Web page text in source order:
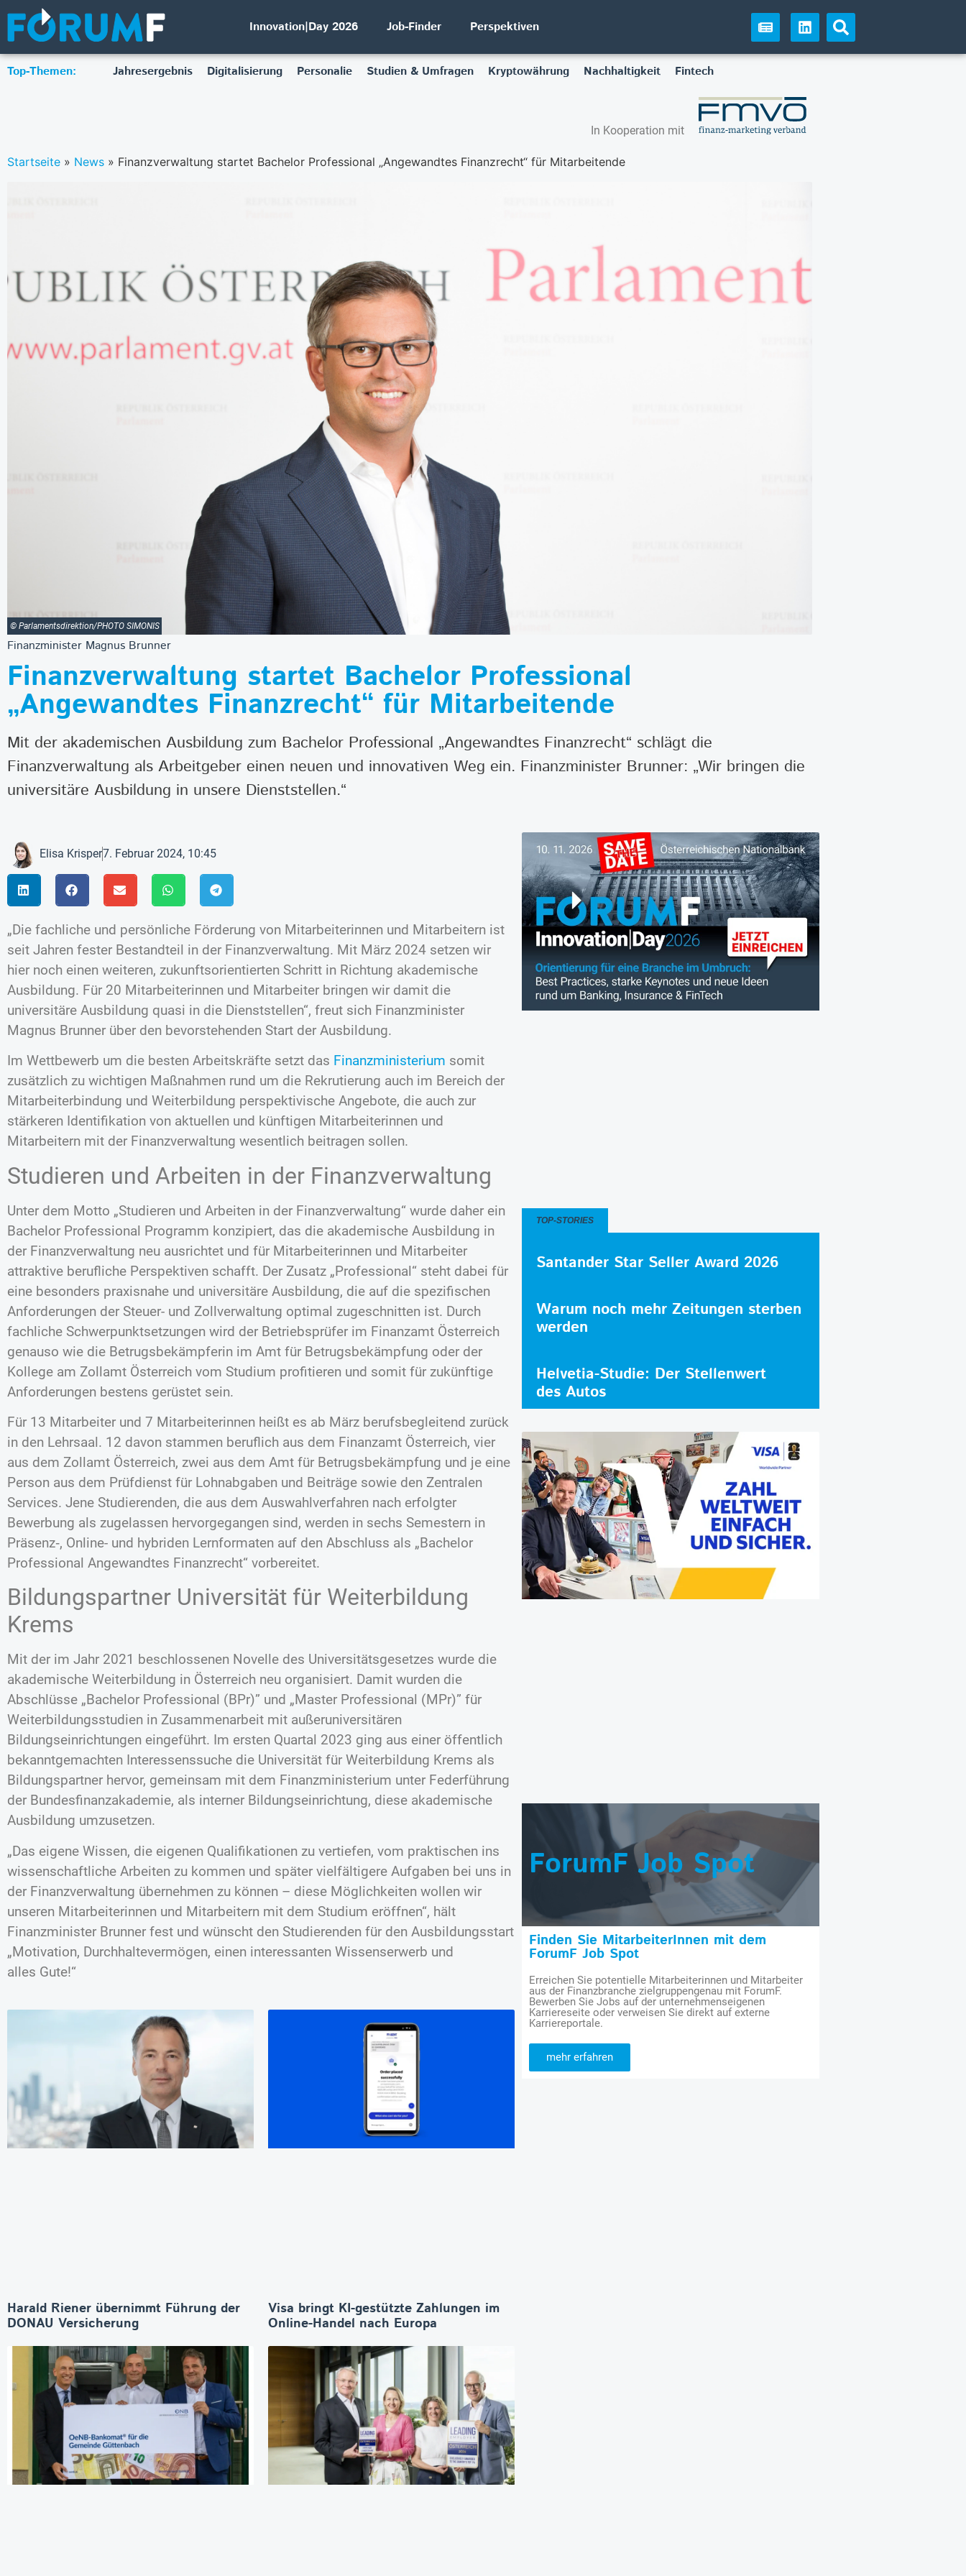
Innovation|Day 2026 Job-Finder Perspektiven
Top-Themen: Jahresergebnis Digitalisierung Personalie Studien & Umfragen Kryptowährung Nachhaltigkeit Fintech
In Kooperation mit
Startseite » News » Finanzverwaltung startet Bachelor Professional „Angewandtes Finanzrecht“ für Mitarbeitende
© Parlamentsdirektion/PHOTO SIMONIS
Finanzminister Magnus Brunner
Finanzverwaltung startet Bachelor Professional
„Angewandtes Finanzrecht“ für Mitarbeitende
Mit der akademischen Ausbildung zum Bachelor Professional „Angewandtes Finanzrecht“ schlägt die
Finanzverwaltung als Arbeitgeber einen neuen und innovativen Weg ein. Finanzminister Brunner: „Wir bringen die
universitäre Ausbildung in unsere Dienststellen.“
Elisa Krisper7. Februar 2024, 10:45
„Die fachliche und persönliche Förderung von Mitarbeiterinnen und Mitarbeitern ist
seit Jahren fester Bestandteil in der Finanzverwaltung. Mit März 2024 setzen wir
hier noch einen weiteren, zukunftsorientierten Schritt in Richtung akademische
Ausbildung. Für 20 Mitarbeiterinnen und Mitarbeiter bringen wir damit die
universitäre Ausbildung quasi in die Dienststellen“, freut sich Finanzminister
Magnus Brunner über den bevorstehenden Start der Ausbildung.
Im Wettbewerb um die besten Arbeitskräfte setzt das Finanzministerium somit
zusätzlich zu wichtigen Maßnahmen rund um die Rekrutierung auch im Bereich der
Mitarbeiterbindung und Weiterbildung perspektivische Angebote, die auch zur
stärkeren Identifikation von aktuellen und künftigen Mitarbeiterinnen und
Mitarbeitern mit der Finanzverwaltung wesentlich beitragen sollen.
Studieren und Arbeiten in der Finanzverwaltung
Unter dem Motto „Studieren und Arbeiten in der Finanzverwaltung“ wurde daher ein
Bachelor Professional Programm konzipiert, das die akademische Ausbildung in
der Finanzverwaltung neu ausrichtet und für Mitarbeiterinnen und Mitarbeiter
attraktive berufliche Perspektiven schafft. Der Zusatz „Professional“ steht dabei für
eine besonders praxisnahe und universitäre Ausbildung, die auf die spezifischen
Anforderungen der Steuer- und Zollverwaltung optimal zugeschnitten ist. Durch
fachliche Schwerpunktsetzungen wird der Betriebsprüfer im Finanzamt Österreich
genauso wie die Betrugsbekämpferin im Amt für Betrugsbekämpfung oder der
Kollege am Zollamt Österreich vom Studium profitieren und somit für zukünftige
Anforderungen bestens gerüstet sein.
Für 13 Mitarbeiter und 7 Mitarbeiterinnen heißt es ab März berufsbegleitend zurück
in den Lehrsaal. 12 davon stammen beruflich aus dem Finanzamt Österreich, vier
aus dem Zollamt Österreich, zwei aus dem Amt für Betrugsbekämpfung und je eine
Person aus dem Prüfdienst für Lohnabgaben und Beiträge sowie den Zentralen
Services. Jene Studierenden, die aus dem Auswahlverfahren nach erfolgter
Bewerbung als zugelassen hervorgegangen sind, werden in sechs Semestern in
Präsenz‑, Online- und hybriden Lernformaten auf den Abschluss als „Bachelor
Professional Angewandtes Finanzrecht“ vorbereitet.
Bildungspartner Universität für Weiterbildung
Krems
Mit der im Jahr 2021 beschlossenen Novelle des Universitätsgesetzes wurde die
akademische Weiterbildung in Österreich neu organisiert. Damit wurden die
Abschlüsse „Bachelor Professional (BPr)” und „Master Professional (MPr)” für
Weiterbildungsstudien in Zusammenarbeit mit außeruniversitären
Bildungseinrichtungen eingeführt. Im ersten Quartal 2023 ging aus einer öffentlich
bekanntgemachten Interessenssuche die Universität für Weiterbildung Krems als
Bildungspartner hervor, gemeinsam mit dem Finanzministerium unter Federführung
der Bundesfinanzakademie, als interner Bildungseinrichtung, diese akademische
Ausbildung umzusetzen.
„Das eigene Wissen, die eigenen Qualifikationen zu vertiefen, vom praktischen ins
wissenschaftliche Arbeiten zu kommen und später vielfältigere Aufgaben bei uns in
der Finanzverwaltung übernehmen zu können – diese Möglichkeiten wollen wir
unseren Mitarbeiterinnen und Mitarbeitern mit dem Studium eröffnen“, hält
Finanzminister Brunner fest und wünscht den Studierenden für den Ausbildungsstart
„Motivation, Durchhaltevermögen, einen interessanten Wissenserwerb und
alles Gute!“
Harald Riener übernimmt Führung der
DONAU Versicherung
Visa bringt KI-gestützte Zahlungen im
Online-Handel nach Europa
TOP-STORIES
Santander Star Seller Award 2026
Warum noch mehr Zeitungen sterben
werden
Helvetia-Studie: Der Stellenwert
des Autos
ForumF Job Spot
Finden Sie MitarbeiterInnen mit dem
ForumF Job Spot
Erreichen Sie potentielle Mitarbeiterinnen und Mitarbeiter
aus der Finanzbranche zielgruppengenau mit ForumF.
Bewerben Sie Jobs auf der unternehmenseigenen
Karriereseite oder verweisen Sie direkt auf externe
Karriereportale.
mehr erfahren